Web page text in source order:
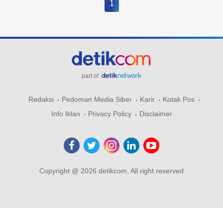
1
part of
Redaksi Pedoman Media Siber Karir
Kotak Pos
Info Iklan
Privacy Policy Disclaimer
Copyright @ 2026 detikcom, All right reserved